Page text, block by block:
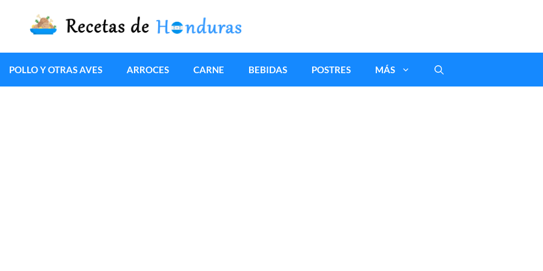
POLLO Y OTRAS AVES ARROCES CARNE BEBIDAS POSTRES MÁS